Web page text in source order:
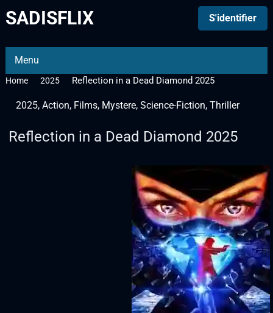
SADISFLIX S'identifier
Menu
Home 2025 Reflection in a Dead Diamond 2025
2025, Action, Films, Mystere, Science-Fiction, Thriller
Reflection in a Dead Diamond 2025